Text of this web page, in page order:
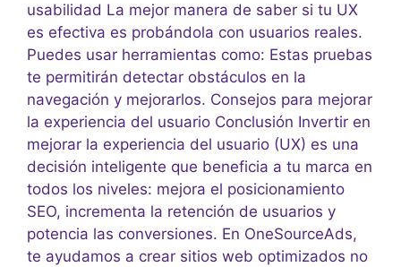
usabilidad La mejor manera de saber si tu UX
es efectiva es probándola con usuarios reales.
Puedes usar herramientas como: Estas pruebas
te permitirán detectar obstáculos en la
navegación y mejorarlos. Consejos para mejorar
la experiencia del usuario Conclusión Invertir en
mejorar la experiencia del usuario (UX) es una
decisión inteligente que beneficia a tu marca en
todos los niveles: mejora el posicionamiento
SEO, incrementa la retención de usuarios y
potencia las conversiones. En OneSourceAds,
te ayudamos a crear sitios web optimizados no